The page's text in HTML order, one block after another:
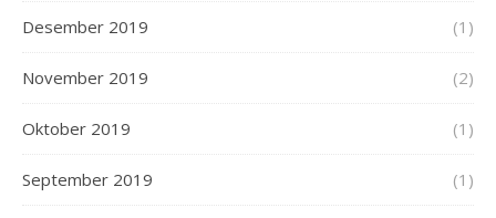
Desember 2019 (1)
November 2019 (2)
Oktober 2019 (1)
September 2019 (1)